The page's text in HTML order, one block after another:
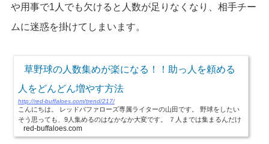
や用事で1人でも欠けると人数が足りなくなり、 相手チー
ムに迷惑を掛けてしまいます。
草野球の人数集めが楽になる！！助っ人を頼める
人をどんどん増やす方法
http://red-buffaloes.com/trend/217/
こんにちは。 レッドバファローズ専属ライターの山田です。 野球をしたい
そう思っても、9人集めるのはなかなか大変です。 ７人までは集まるんだけ
ど、あと2人が見つからない... こんな経験ないですか？ そんなときは知り合
いに助っ人をお願いしてるのではないで...
red-buffaloes.com